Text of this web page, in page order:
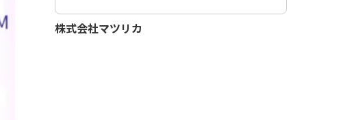
株式会社マツリカ